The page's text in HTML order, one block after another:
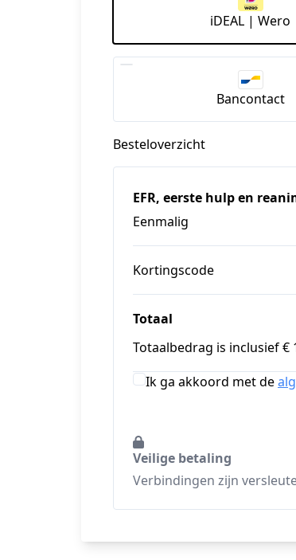
iDEAL | Wero
Bancontact
Besteloverzicht
EFR, eerste hulp en
Eenmalig
Kortingscode
Totaal
Totaalbedrag is inclusief €
Ik ga akkoord met de
Veilige betaling
Verbindingen zijn